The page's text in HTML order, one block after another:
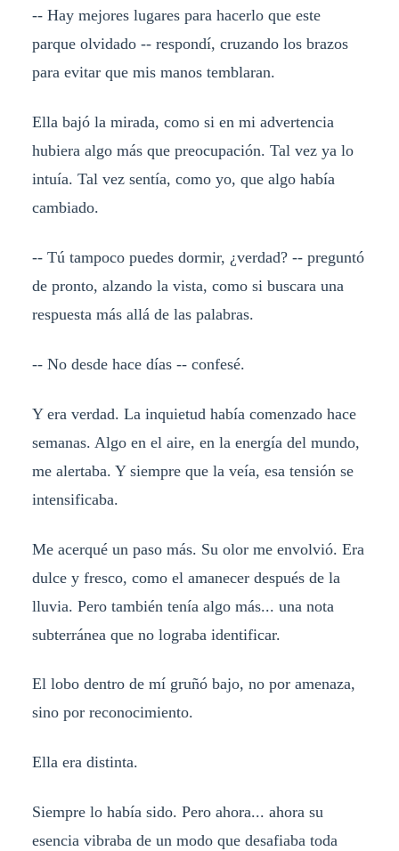
-- Hay mejores lugares para hacerlo que este
parque olvidado -- respondí, cruzando los brazos
para evitar que mis manos temblaran.
Ella bajó la mirada, como si en mi advertencia
hubiera algo más que preocupación. Tal vez ya lo
intuía. Tal vez sentía, como yo, que algo había
cambiado.
-- Tú tampoco puedes dormir, ¿verdad? -- preguntó
de pronto, alzando la vista, como si buscara una
respuesta más allá de las palabras.
-- No desde hace días -- confesé.
Y era verdad. La inquietud había comenzado hace
semanas. Algo en el aire, en la energía del mundo,
me alertaba. Y siempre que la veía, esa tensión se
intensificaba.
Me acerqué un paso más. Su olor me envolvió. Era
dulce y fresco, como el amanecer después de la
lluvia. Pero también tenía algo más... una nota
subterránea que no lograba identificar.
El lobo dentro de mí gruñó bajo, no por amenaza,
sino por reconocimiento.
Ella era distinta.
Siempre lo había sido. Pero ahora... ahora su
esencia vibraba de un modo que desafiaba toda